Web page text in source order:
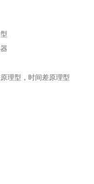
理型，时间差原理型